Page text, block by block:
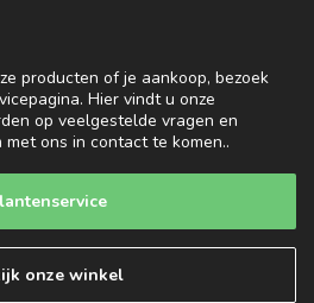
producten of je aankoop, bezoek
Hier vindt u onze
op veelgestelde vragen en
ons in contact te komen..
onze winkel